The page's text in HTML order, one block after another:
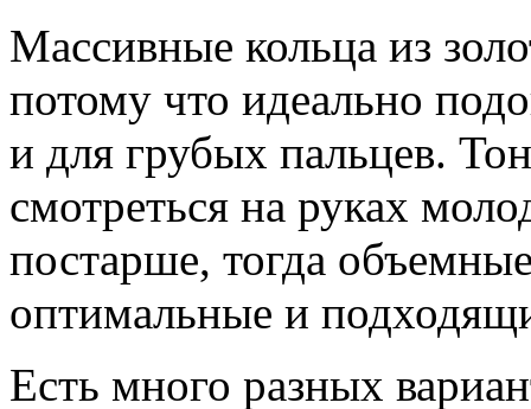
Массивные кольца из
потому что идеально
и для грубых пальцев.
смотреться на руках
постарше, тогда
оптимальные и
Есть много разных